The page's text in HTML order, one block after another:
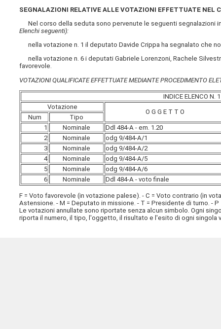
SEGNALAZIONI RELATIVE ALLE VOTAZIONI EFFETTUATE NEL
Nel corso della seduta sono pervenute le seguenti segnalazioni
Elenchi seguenti):
nella votazione n. 1 il deputato Davide Crippa ha segnalato che
nella votazione n. 6 i deputati Gabriele Lorenzoni, Rachele
favorevole.
VOTAZIONI QUALIFICATE EFFETTUATE MEDIANTE PROCEDIMENTO
INDICE ELENCO N.
Votazione
O G G E T T O
Num
Tipo
1
Nominale
Ddl 484-A - em. 1.20
2
Nominale
odg 9/484-A/1
3
Nominale
odg 9/484-A/2
4
Nominale
odg 9/484-A/5
5
Nominale
odg 9/484-A/6
6
Nominale Ddl 484-A - voto finale
F = Voto favorevole (in votazione palese). - C = Voto contrario (in
Astensione. - M = Deputato in missione. - T = Presidente di turno. -
Le votazioni annullate sono riportate senza alcun simbolo. Ogni
riporta il numero, il tipo, l'oggetto, il risultato e l'esito di ogni singola